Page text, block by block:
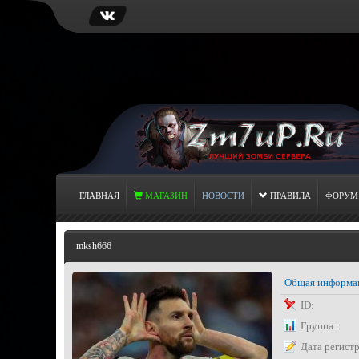
ГЛАВНАЯ МАГАЗИН НОВОСТИ ПРАВИЛА ФОРУМ
mksh666
Общая
ID:
Группа:
Дата